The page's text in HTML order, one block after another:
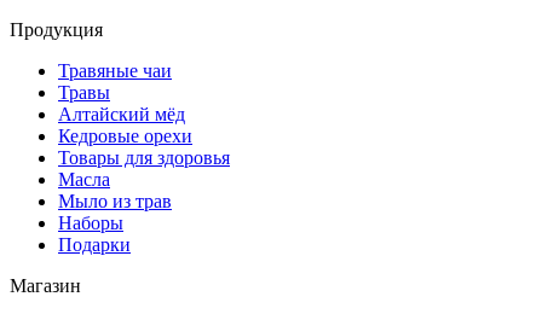
Продукция
Травяные чаи
Травы
Алтайский мёд
Кедровые орехи
Товары для здоровья
Масла
Мыло из трав
Наборы
Подарки
Магазин